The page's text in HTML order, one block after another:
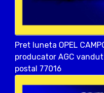
Pret luneta OPEL
producator AGC vandut
postal 77016